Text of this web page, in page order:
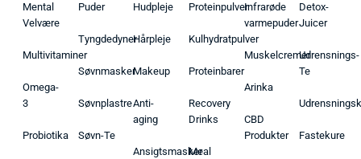
Mental
Velvære
Multivitaminer
Omega-
3
Probiotika
Puder
Tyngdedyner
Søvnmasker
Søvnplastre
Søvn-Te
Hudpleje
Hårpleje
Makeup
Anti-
aging
Ansigtsmasker
Proteinpulver
Kulhydratpulver
Proteinbarer
Recovery
Drinks
Meal
Infrarøde
varmepuder
Muskelcremer
Arinka
CBD
Produkter
Detox-
Juicer
Udrensnings-
Te
Fastekure